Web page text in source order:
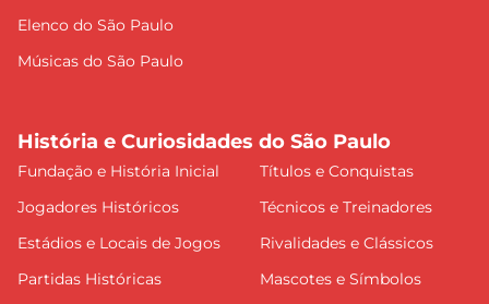
Elenco do São Paulo
Músicas do São Paulo
História e Curiosidades do São Paulo
Fundação e História Inicial
Títulos e Conquistas
Jogadores Históricos
Técnicos e Treinadores
Estádios e Locais de Jogos
Rivalidades e Clássicos
Partidas Históricas
Mascotes e Símbolos